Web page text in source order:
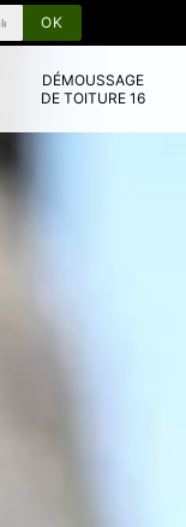
DÉMOUSSAGE
DE TOITURE 16